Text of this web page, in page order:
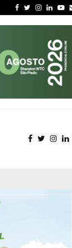
Facebook
Twitter